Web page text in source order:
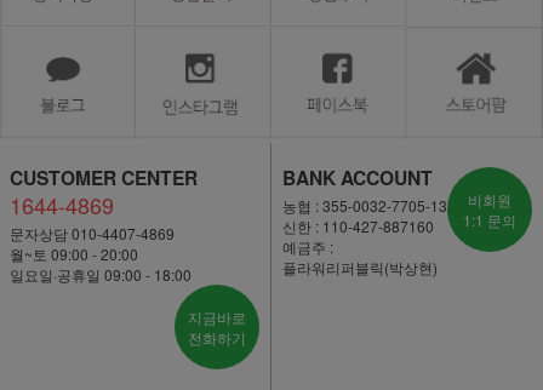
CUSTOMER CENTER
1644-4869
문자상담 010-4407-4869
월~토 09:00 - 20:00
일요일·공휴일 09:00 - 18:00
지금바로
전화하기
BANK ACCOUNT
농협 : 355-0032-7705-13
신한 : 110-427-887160
예금주 :
플라워리퍼블릭(박상현)
비회원
1:1 문의